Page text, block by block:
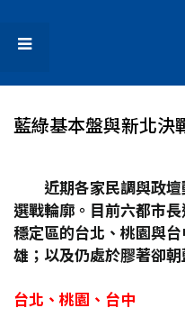
藍綠基本盤與新北
近期各家民調與政
選戰輪廓。目前六都市
穩定區的台北、桃園與
雄；以及仍處於膠著卻
台北、桃園、台中